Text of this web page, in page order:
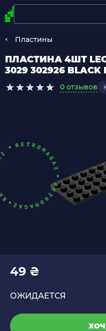
Пластины
ПЛАСТИНА 4ШТ
3029 302926 BLACK
0 отзывов
49 ₴
ОЖИДАЕТСЯ